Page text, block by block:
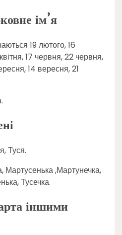
ім’я
19 лютого, 16
17 червня, 22 червня,
14 вересня, 21
Туся.
Мартусенька ,Мартунечка,
Тусечка.
іншими